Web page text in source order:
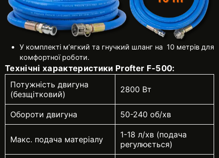
У комплекті м’ягкий та гнучкий шланг на 10 метрів для
комфортної роботи.
Технічні характеристики Profter F-500:
Потужність двигуна
(безщітковий)
2800 Вт
Обороти двигуна 50-240 об/хв
Макс. подача матеріалу
1-18 л/хв (подача
регулюється)